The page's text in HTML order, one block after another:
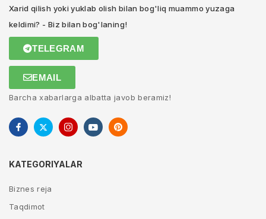
Xarid qilish yoki yuklab olish bilan bog'liq muammo yuzaga
keldimi? - Biz bilan bog'laning!
TELEGRAM
EMAIL
Barcha xabarlarga albatta javob beramiz!
KATEGORIYALAR
Biznes reja
Taqdimot